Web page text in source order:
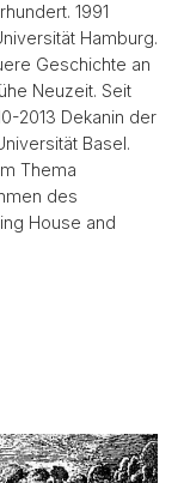
1991
Hamburg.
Geschichte an
Neuzeit. Seit
2013 Dekanin der
Basel.
Thema
des
House and